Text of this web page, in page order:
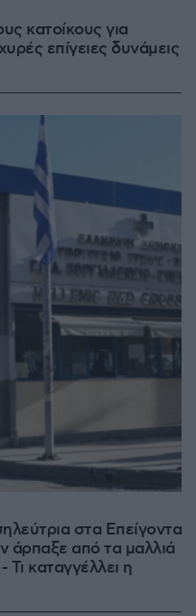
κατοίκους για
επίγειες δυνάμεις
στα Επείγοντα
άρπαξε από τα μαλλιά
καταγγέλλει η